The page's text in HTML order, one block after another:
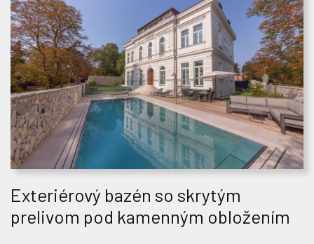
Exteriérový bazén so skrytým
prelivom pod kamenným obložením